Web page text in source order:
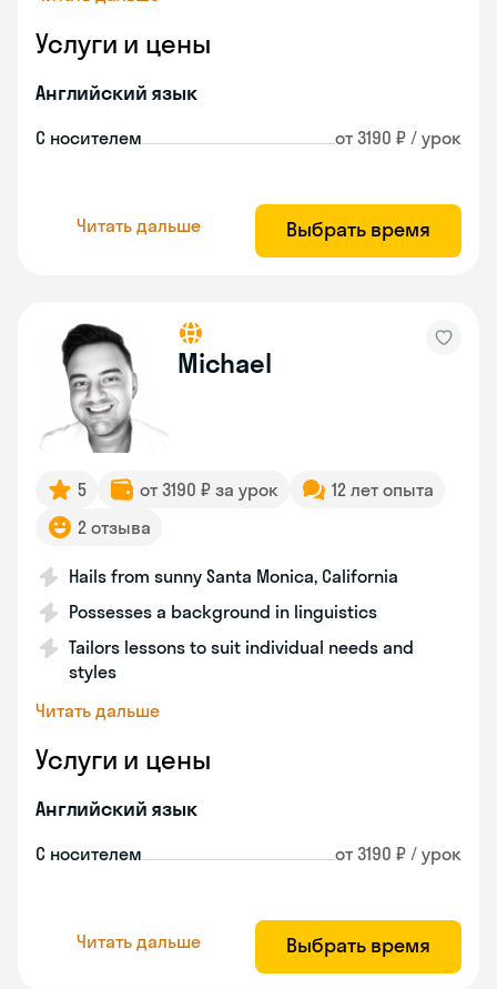
Услуги и цены
Английский язык
С носителем от 3190 ₽ / урок
Читать дальше Выбрать время
Michael
5 от 3190 ₽ за урок
12 лет опыта
2 отзыва
Hails from sunny Santa Monica, California
Possesses a background in linguistics
Tailors lessons to suit individual needs and
styles
Читать дальше
Услуги и цены
Английский язык
С носителем от 3190 ₽ / урок
Читать дальше Выбрать время